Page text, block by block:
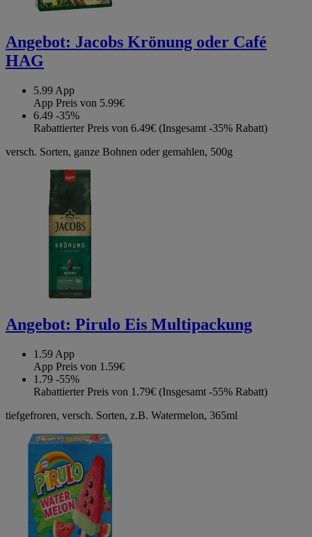
Angebot: Jacobs Krönung oder Café
HAG
5.99 App
App Preis von 5.99€
6.49 -35%
Rabattierter Preis von 6.49€ (Insgesamt -35% Rabatt)
versch. Sorten, ganze Bohnen oder gemahlen, 500g
Angebot: Pirulo Eis Multipackung
1.59 App
App Preis von 1.59€
1.79 -55%
Rabattierter Preis von 1.79€ (Insgesamt -55% Rabatt)
tiefgefroren, versch. Sorten, z.B. Watermelon, 365ml